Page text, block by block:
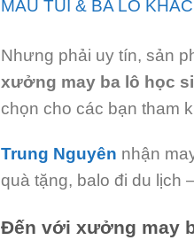
MẪU TÚI & BA LÔ KHÁC
Nhưng phải uy tín, sản
xưởng may ba lô học
chọn cho các bạn tham
Trung Nguyên nhận
quà tặng, balo đi du lịch
Đến với xưởng may